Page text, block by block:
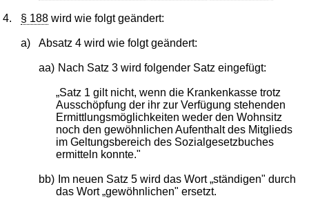
4. § 188 wird wie folgt geändert:
a) Absatz 4 wird wie folgt geändert:
aa) Nach Satz 3 wird folgender Satz eingefügt:
„Satz 1 gilt nicht, wenn die Krankenkasse trotz
Ausschöpfung der ihr zur Verfügung stehenden
Ermittlungsmöglichkeiten weder den Wohnsitz
noch den gewöhnlichen Aufenthalt des Mitglieds
im Geltungsbereich des Sozialgesetzbuches
ermitteln konnte."
bb)
Im neuen Satz 5 wird das Wort „ständigen" durch
das Wort „gewöhnlichen" ersetzt.